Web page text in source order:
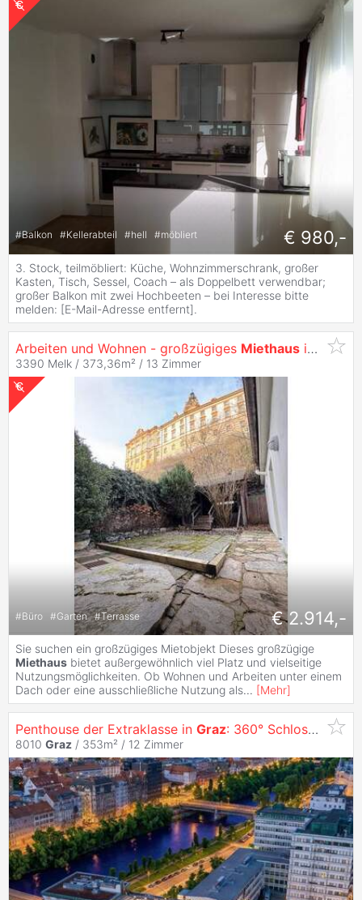
#Balkon #Kellerabteil #hell #möbliert € 980,-
3. Stock, teilmöbliert: Küche, Wohnzimmerschrank, großer
Kasten, Tisch, Sessel, Coach – als Doppelbett verwendbar;
großer Balkon mit zwei Hochbeeten – bei Interesse bitte
melden: [E-Mail-Adresse entfernt].
Arbeiten und Wohnen - großzügiges Miethaus im Zentrum von Melk!
3390 Melk / 373,36m² / 13 Zimmer
#Büro #Garten #Terrasse € 2.914,-
Sie suchen ein großzügiges Mietobjekt Dieses großzügige
Miethaus bietet außergewöhnlich viel Platz und vielseitige
Nutzungsmöglichkeiten. Ob Wohnen und Arbeiten unter einem
Dach oder eine ausschließliche Nutzung als... [Mehr]
Penthouse der Extraklasse in Graz: 360° Schlossbergblick,
8010 Graz / 353m² / 12 Zimmer